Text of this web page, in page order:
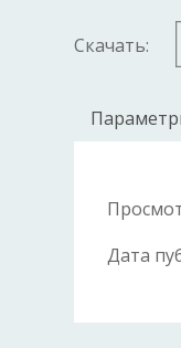
Скачать:
Дата